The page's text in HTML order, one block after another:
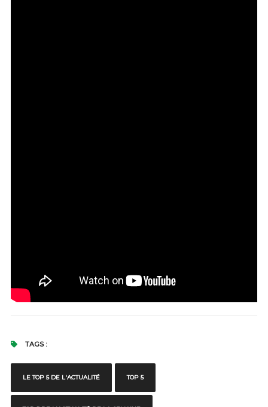
TAGS :
LE TOP 5 DE L'ACTUALITÉ TOP 5